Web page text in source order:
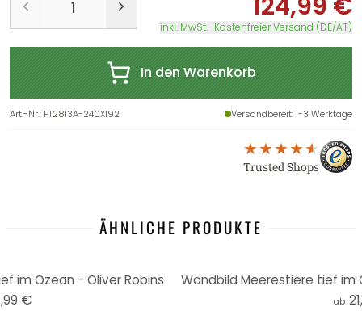
inkl. MwSt. · Kostenfreier Versand (DE/AT)
In den Warenkorb
Art.-Nr.: FT2813A-240X192 Versandbereit: 1-3 Werktage
Trusted Shops
ÄHNLICHE PRODUKTE
im Ozean - Oliver Robins
€
ab